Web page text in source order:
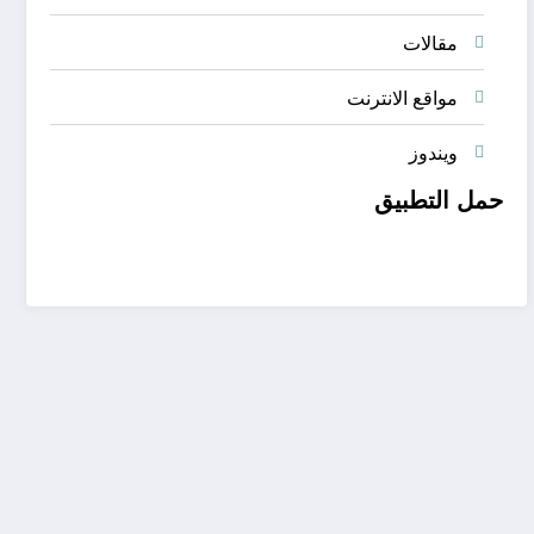
مقالات
مواقع الانترنت
ويندوز
حمل التطبيق